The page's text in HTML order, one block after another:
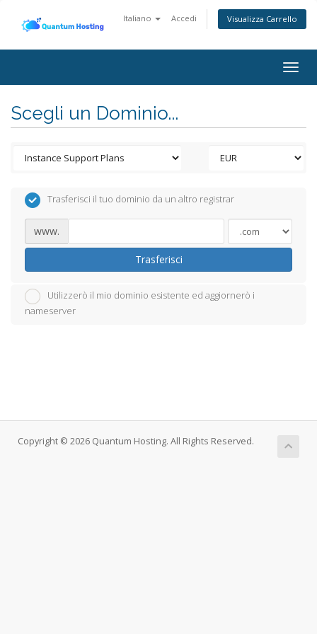
Italiano Accedi Visualizza Carrello
Scegli un Dominio...
Trasferisci il tuo dominio da un altro registrar
www.
Trasferisci
Utilizzerò il mio dominio esistente ed aggiornerò i
nameserver
Copyright © 2026 Quantum Hosting. All Rights Reserved.